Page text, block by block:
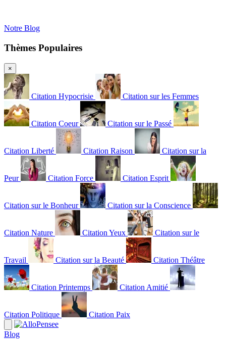
Notre Blog
Thèmes Populaires
×
Citation Hypocrisie Citation sur les Femmes
Citation Coeur Citation sur le Passé
Citation Liberté Citation Raison Citation sur la
Peur Citation Force Citation Esprit
Citation sur le Bonheur Citation sur la Conscience
Citation Nature Citation Yeux Citation sur le
Travail Citation sur la Beauté Citation Théâtre
Citation Printemps Citation Amitié
Citation Politique Citation Paix
Blog